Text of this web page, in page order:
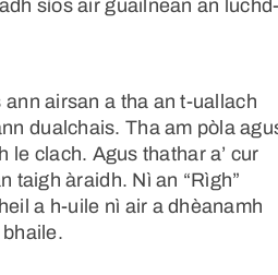
sìos air guailnean an luchd-
ann airsan a tha an t-uallach
dualchais. Tha am pòla
le clach. Agus thathar a’ cur
taigh àraidh. Nì an “Rìgh”
a h-uile nì air a dhèanamh